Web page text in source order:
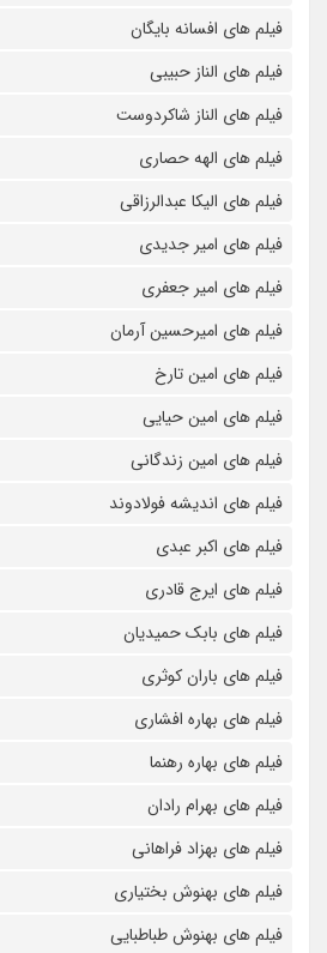
فیلم های افسانه بایگان
فیلم های الناز حبیبی
فیلم های الناز شاکردوست
فیلم های الهه حصاری
فیلم های الیکا عبدالرزاقی
فیلم های امیر جدیدی
فیلم های امیر جعفری
فیلم های امیرحسین آرمان
فیلم های امین تارخ
فیلم های امین حیایی
فیلم های امین زندگانی
فیلم های اندیشه فولادوند
فیلم های اکبر عبدی
فیلم های ایرج قادری
فیلم های بابک حمیدیان
فیلم های باران کوثری
فیلم های بهاره افشاری
فیلم های بهاره رهنما
فیلم های بهرام رادان
فیلم های بهزاد فراهانی
فیلم های بهنوش بختیاری
فیلم های بهنوش طباطبایی